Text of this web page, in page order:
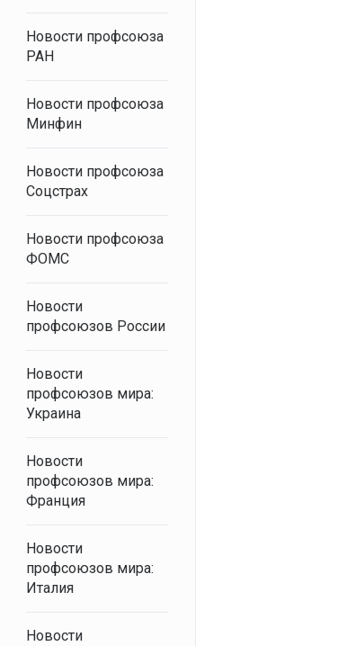
Новости профсоюза
РАН
Новости профсоюза
Минфин
Новости профсоюза
Соцстрах
Новости профсоюза
ФОМС
Новости
профсоюзов России
Новости
профсоюзов мира:
Украина
Новости
профсоюзов мира:
Франция
Новости
профсоюзов мира:
Италия
Новости